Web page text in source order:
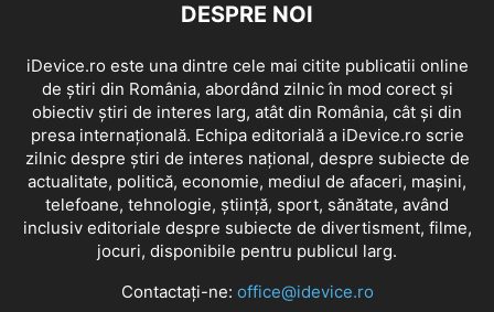
DESPRE NOI
iDevice.ro este una dintre cele mai citite publicatii online
de știri din România, abordând zilnic în mod corect și
obiectiv știri de interes larg, atât din România, cât și din
presa internațională. Echipa editorială a iDevice.ro scrie
zilnic despre știri de interes național, despre subiecte de
actualitate, politică, economie, mediul de afaceri, mașini,
telefoane, tehnologie, știință, sport, sănătate, având
inclusiv editoriale despre subiecte de divertisment, filme,
jocuri, disponibile pentru publicul larg.
Contactați-ne: office@idevice.ro